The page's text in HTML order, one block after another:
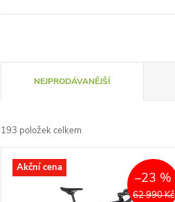
a
z
e
NEJPRODÁVANĚJŠÍ
193 položek celkem
VAkční cena
62 990 Kč
–23 %